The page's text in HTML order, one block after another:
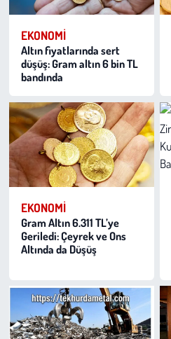
EKONOMI
Altın fiyatlarında sert
düşüş: Gram altın 6 bin TL
bandında
EKONOMI
Gram Altın 6.311 TL’ye
Geriledi: Çeyrek ve Ons
Altında da Düşüş